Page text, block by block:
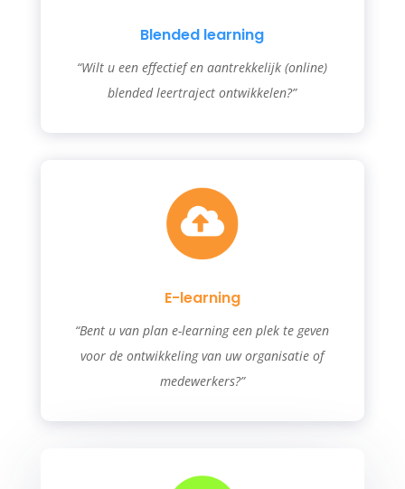
Blended learning
“Wilt u een effectief en aantrekkelijk (online)
blended leertraject ontwikkelen?”
E-learning
“Bent u van plan e-learning een plek te geven
voor de ontwikkeling van uw organisatie of
medewerkers?”